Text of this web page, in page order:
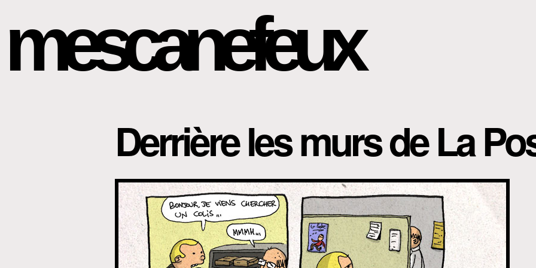
mescanefeux
Derrière les murs de La